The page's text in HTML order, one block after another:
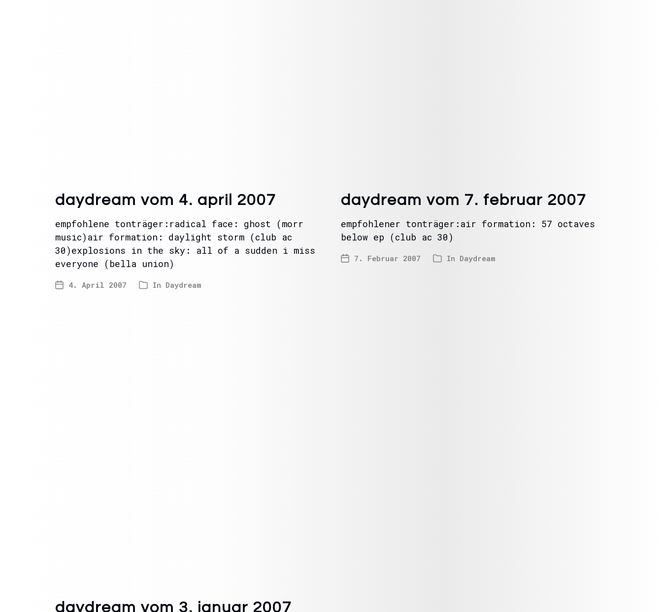
daydream vom 4. april 2007
empfohlene tonträger:radical face: ghost (morr
music)air formation: daylight storm (club ac
30)explosions in the sky: all of a sudden i miss
everyone (bella union)
4. April 2007 In Daydream
daydream vom 7. februar 2007
empfohlener tonträger:air formation: 57 octaves
below ep (club ac 30)
7. Februar 2007 In Daydream
daydream vom 3. januar 2007